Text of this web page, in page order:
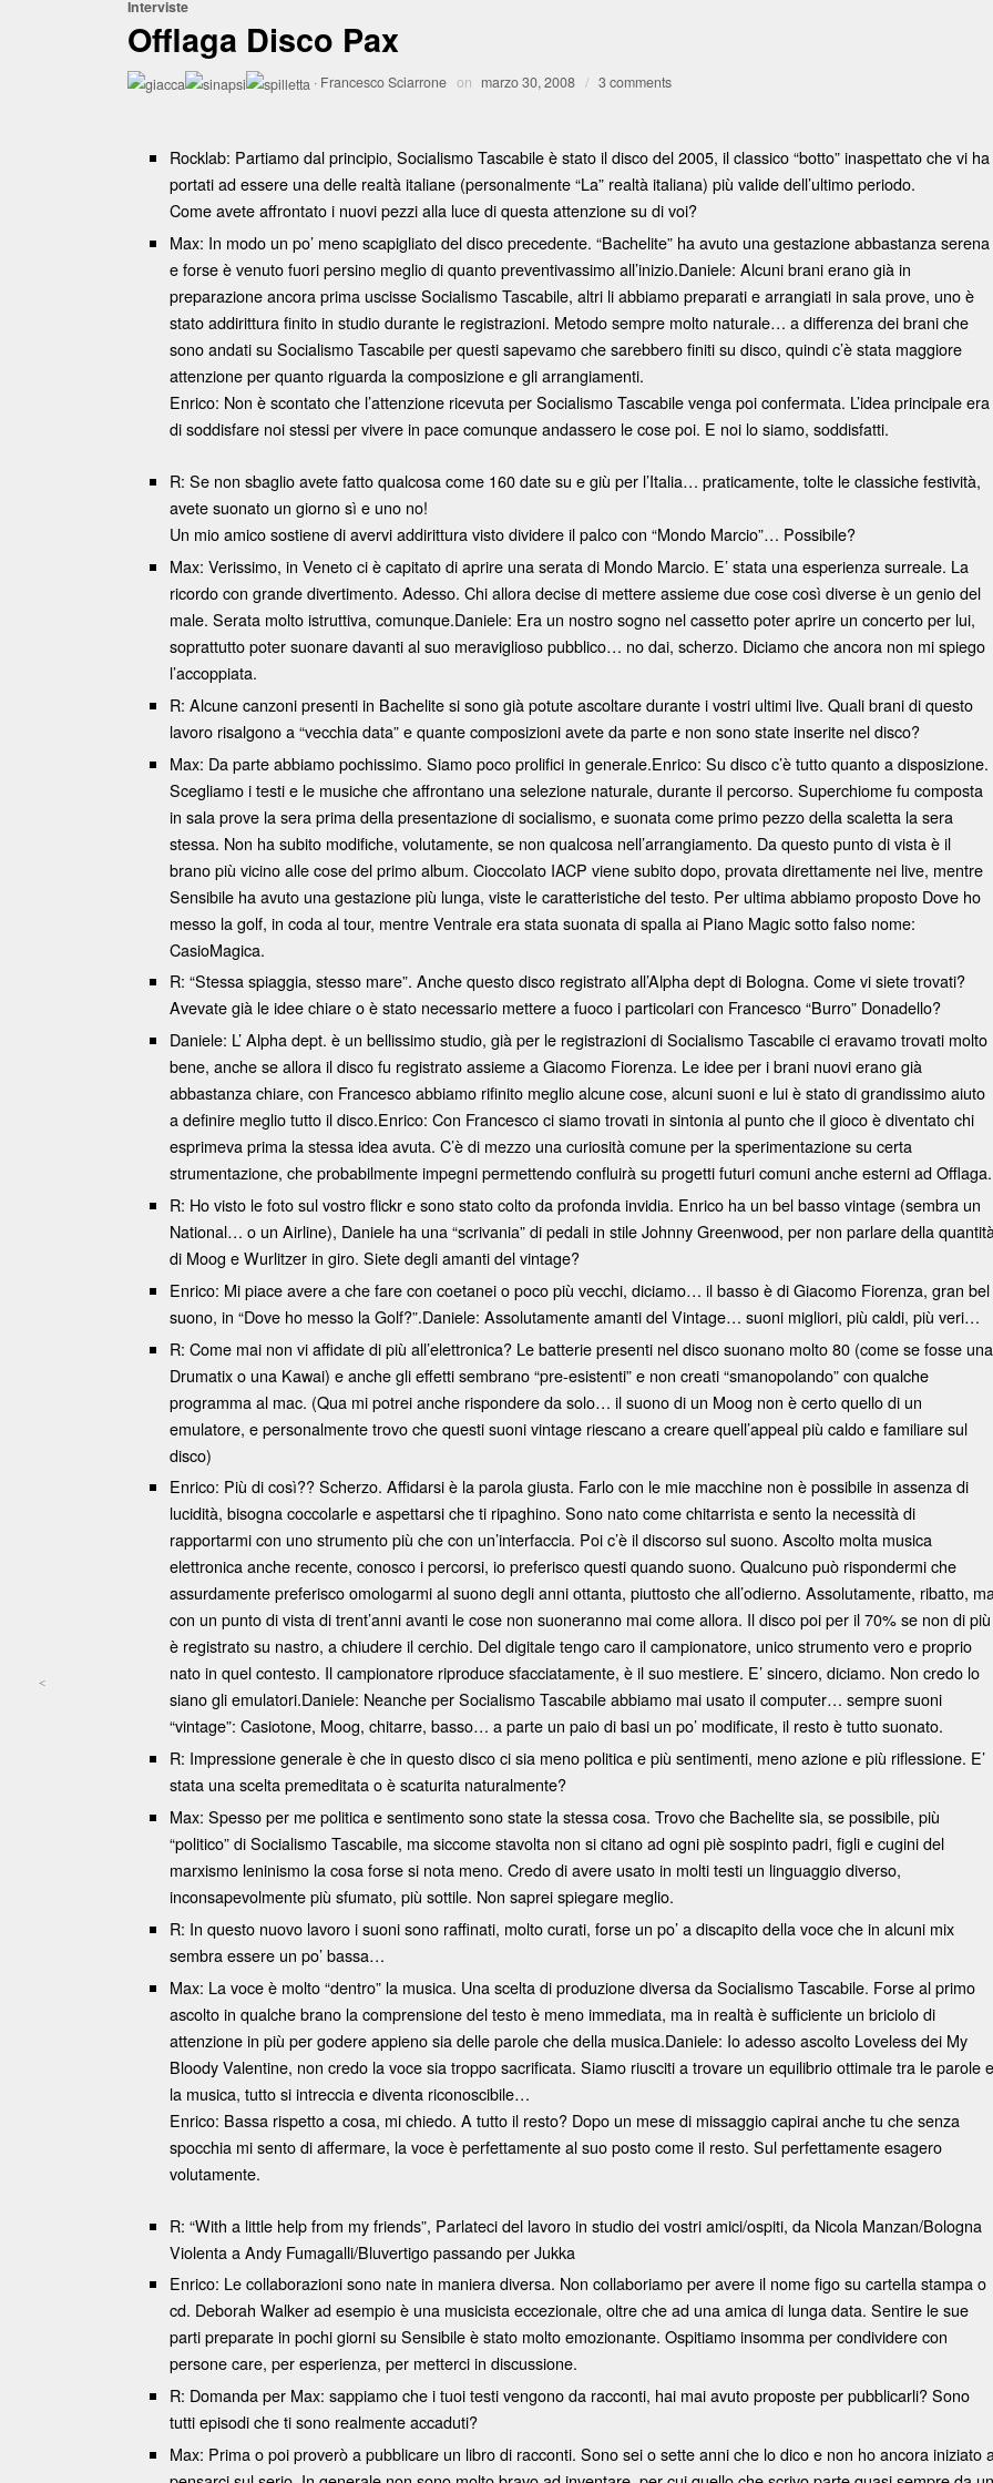
Post navigation
<
Interviste
Offlaga Disco Pax
· Francesco Sciarrone on marzo 30, 2008 / 3 comments
Rocklab: Partiamo dal principio, Socialismo Tascabile è stato il disco del 2005, il classico “botto” inaspettato che vi ha
portati ad essere una delle realtà italiane (personalmente “La” realtà italiana) più valide dell’ultimo periodo.
Come avete affrontato i nuovi pezzi alla luce di questa attenzione su di voi?
Max: In modo un po’ meno scapigliato del disco precedente. “Bachelite” ha avuto una gestazione abbastanza serena
e forse è venuto fuori persino meglio di quanto preventivassimo all’inizio.Daniele: Alcuni brani erano già in
preparazione ancora prima uscisse Socialismo Tascabile, altri li abbiamo preparati e arrangiati in sala prove, uno è
stato addirittura finito in studio durante le registrazioni. Metodo sempre molto naturale… a differenza dei brani che
sono andati su Socialismo Tascabile per questi sapevamo che sarebbero finiti su disco, quindi c’è stata maggiore
attenzione per quanto riguarda la composizione e gli arrangiamenti.
Enrico: Non è scontato che l’attenzione ricevuta per Socialismo Tascabile venga poi confermata. L’idea principale era
di soddisfare noi stessi per vivere in pace comunque andassero le cose poi. E noi lo siamo, soddisfatti.
R: Se non sbaglio avete fatto qualcosa come 160 date su e giù per l’Italia… praticamente, tolte le classiche festività,
avete suonato un giorno sì e uno no!
Un mio amico sostiene di avervi addirittura visto dividere il palco con “Mondo Marcio”… Possibile?
Max: Verissimo, in Veneto ci è capitato di aprire una serata di Mondo Marcio. E’ stata una esperienza surreale. La
ricordo con grande divertimento. Adesso. Chi allora decise di mettere assieme due cose così diverse è un genio del
male. Serata molto istruttiva, comunque.Daniele: Era un nostro sogno nel cassetto poter aprire un concerto per lui,
soprattutto poter suonare davanti al suo meraviglioso pubblico… no dai, scherzo. Diciamo che ancora non mi spiego
l’accoppiata.
R: Alcune canzoni presenti in Bachelite si sono già potute ascoltare durante i vostri ultimi live. Quali brani di questo
lavoro risalgono a “vecchia data” e quante composizioni avete da parte e non sono state inserite nel disco?
Max: Da parte abbiamo pochissimo. Siamo poco prolifici in generale.Enrico: Su disco c’è tutto quanto a disposizione.
Scegliamo i testi e le musiche che affrontano una selezione naturale, durante il percorso. Superchiome fu composta
in sala prove la sera prima della presentazione di socialismo, e suonata come primo pezzo della scaletta la sera
stessa. Non ha subito modifiche, volutamente, se non qualcosa nell’arrangiamento. Da questo punto di vista è il
brano più vicino alle cose del primo album. Cioccolato IACP viene subito dopo, provata direttamente nei live, mentre
Sensibile ha avuto una gestazione più lunga, viste le caratteristiche del testo. Per ultima abbiamo proposto Dove ho
messo la golf, in coda al tour, mentre Ventrale era stata suonata di spalla ai Piano Magic sotto falso nome:
CasioMagica.
R: “Stessa spiaggia, stesso mare”. Anche questo disco registrato all’Alpha dept di Bologna. Come vi siete trovati?
Avevate già le idee chiare o è stato necessario mettere a fuoco i particolari con Francesco “Burro” Donadello?
Daniele: L’ Alpha dept. è un bellissimo studio, già per le registrazioni di Socialismo Tascabile ci eravamo trovati molto
bene, anche se allora il disco fu registrato assieme a Giacomo Fiorenza. Le idee per i brani nuovi erano già
abbastanza chiare, con Francesco abbiamo rifinito meglio alcune cose, alcuni suoni e lui è stato di grandissimo aiuto
a definire meglio tutto il disco.Enrico: Con Francesco ci siamo trovati in sintonia al punto che il gioco è diventato chi
esprimeva prima la stessa idea avuta. C’è di mezzo una curiosità comune per la sperimentazione su certa
strumentazione, che probabilmente impegni permettendo confluirà su progetti futuri comuni anche esterni ad Offlaga.
R: Ho visto le foto sul vostro flickr e sono stato colto da profonda invidia. Enrico ha un bel basso vintage (sembra un
National… o un Airline), Daniele ha una “scrivania” di pedali in stile Johnny Greenwood, per non parlare della
di Moog e Wurlitzer in giro. Siete degli amanti del vintage?
Enrico: Mi piace avere a che fare con coetanei o poco più vecchi, diciamo… il basso è di Giacomo Fiorenza, gran bel
suono, in “Dove ho messo la Golf?”.Daniele: Assolutamente amanti del Vintage… suoni migliori, più caldi, più veri…
R: Come mai non vi affidate di più all’elettronica? Le batterie presenti nel disco suonano molto 80 (come se fosse una
Drumatix o una Kawai) e anche gli effetti sembrano “pre-esistenti” e non creati “smanopolando” con qualche
programma al mac. (Qua mi potrei anche rispondere da solo… il suono di un Moog non è certo quello di un
emulatore, e personalmente trovo che questi suoni vintage riescano a creare quell’appeal più caldo e familiare sul
disco)
Enrico: Più di così?? Scherzo. Affidarsi è la parola giusta. Farlo con le mie macchine non è possibile in assenza di
lucidità, bisogna coccolarle e aspettarsi che ti ripaghino. Sono nato come chitarrista e sento la necessità di
rapportarmi con uno strumento più che con un’interfaccia. Poi c’è il discorso sul suono. Ascolto molta musica
elettronica anche recente, conosco i percorsi, io preferisco questi quando suono. Qualcuno può rispondermi che
assurdamente preferisco omologarmi al suono degli anni ottanta, piuttosto che all’odierno. Assolutamente, ribatto,
con un punto di vista di trent’anni avanti le cose non suoneranno mai come allora. Il disco poi per il 70% se non di più
è registrato su nastro, a chiudere il cerchio. Del digitale tengo caro il campionatore, unico strumento vero e proprio
nato in quel contesto. Il campionatore riproduce sfacciatamente, è il suo mestiere. E’ sincero, diciamo. Non credo lo
siano gli emulatori.Daniele: Neanche per Socialismo Tascabile abbiamo mai usato il computer… sempre suoni
“vintage”: Casiotone, Moog, chitarre, basso… a parte un paio di basi un po’ modificate, il resto è tutto suonato.
R: Impressione generale è che in questo disco ci sia meno politica e più sentimenti, meno azione e più riflessione. E’
stata una scelta premeditata o è scaturita naturalmente?
Max: Spesso per me politica e sentimento sono state la stessa cosa. Trovo che Bachelite sia, se possibile, più
“politico” di Socialismo Tascabile, ma siccome stavolta non si citano ad ogni piè sospinto padri, figli e cugini del
marxismo leninismo la cosa forse si nota meno. Credo di avere usato in molti testi un linguaggio diverso,
inconsapevolmente più sfumato, più sottile. Non saprei spiegare meglio.
R: In questo nuovo lavoro i suoni sono raffinati, molto curati, forse un po’ a discapito della voce che in alcuni mix
sembra essere un po’ bassa…
Max: La voce è molto “dentro” la musica. Una scelta di produzione diversa da Socialismo Tascabile. Forse al primo
ascolto in qualche brano la comprensione del testo è meno immediata, ma in realtà è sufficiente un briciolo di
attenzione in più per godere appieno sia delle parole che della musica.Daniele: Io adesso ascolto Loveless dei My
Bloody Valentine, non credo la voce sia troppo sacrificata. Siamo riusciti a trovare un equilibrio ottimale tra le parole e
la musica, tutto si intreccia e diventa riconoscibile…
Enrico: Bassa rispetto a cosa, mi chiedo. A tutto il resto? Dopo un mese di missaggio capirai anche tu che senza
spocchia mi sento di affermare, la voce è perfettamente al suo posto come il resto. Sul perfettamente esagero
volutamente.
R: “With a little help from my friends”, Parlateci del lavoro in studio dei vostri amici/ospiti, da Nicola Manzan/Bologna
Violenta a Andy Fumagalli/Bluvertigo passando per Jukka
Enrico: Le collaborazioni sono nate in maniera diversa. Non collaboriamo per avere il nome figo su cartella stampa o
cd. Deborah Walker ad esempio è una musicista eccezionale, oltre che ad una amica di lunga data. Sentire le sue
parti preparate in pochi giorni su Sensibile è stato molto emozionante. Ospitiamo insomma per condividere con
persone care, per esperienza, per metterci in discussione.
R: Domanda per Max: sappiamo che i tuoi testi vengono da racconti, hai mai avuto proposte per pubblicarli? Sono
tutti episodi che ti sono realmente accaduti?
Max: Prima o poi proverò a pubblicare un libro di racconti. Sono sei o sette anni che lo dico e non ho ancora iniziato